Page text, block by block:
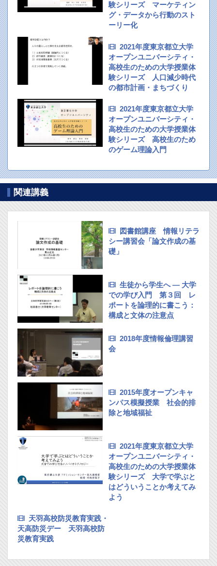
験シリーズ マーケティン
グ・データから行動のスト
ーリー化
2021年度東京都立大学
オープンユニバーシティ・
高校生のための大学授業体
験シリーズ 人口減少時代
の都市計画・まちづくり
2021年度東京都立大学
オープンユニバーシティ・
高校生のための大学授業体
験シリーズ 高校生のため
のゲーム理論入門
関連講義
図書館講座 情報リテラ
シー講習会「論文作成の基
礎」
生徒から学生へ — 大学
での学び入門 第３回 レ
ポートを論理的に書こう：
構成と文体の注意点
2018年度情報倫理講習
会
2015年度オープンキャ
ンパス模擬授業 社会的排
除と地域福祉
2021年度東京都立大学
オープンユニバーシティ・
高校生のための大学授業体
験シリーズ 大学で学ぶと
はどういうことか考えてみ
よう
天羽高校防災教育実践・
天高防災デー 天羽高校防
災教育実践